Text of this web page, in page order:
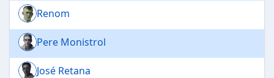
Renom
Pere Monistrol
José Retana